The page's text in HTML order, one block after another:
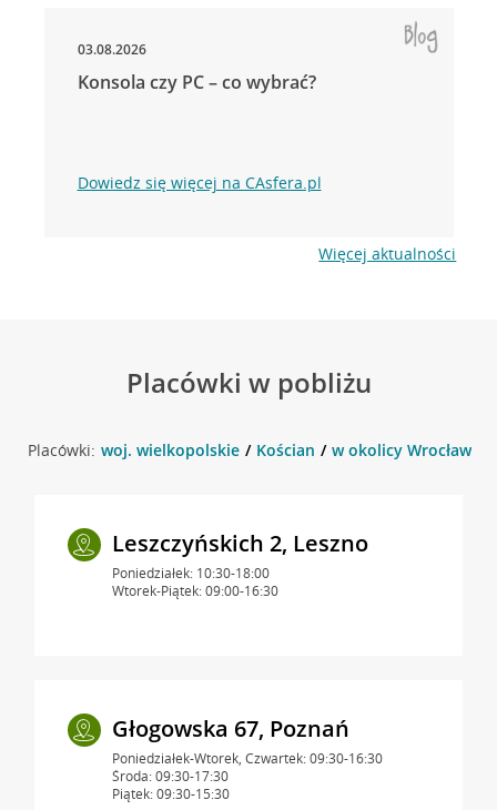
03.08.2026
Konsola czy PC – co wybrać?
Dowiedz się więcej na CAsfera.pl
Więcej aktualności
Placówki w pobliżu
Placówki: woj. wielkopolskie Kościan w okolicy
Leszczyńskich 2, Leszno
Poniedziałek: 10:30-18:00
Wtorek-Piątek: 09:00-16:30
Głogowska 67, Poznań
Poniedziałek-Wtorek, Czwartek: 09:30-16:30
Środa: 09:30-17:30
Piątek: 09:30-15:30